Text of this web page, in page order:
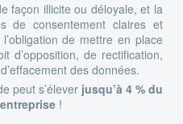
façon illicite ou déloyale, et la
de consentement claires et
de mettre en place
d’opposition, de rectification,
des données.
peut s’élever jusqu’à 4 % du
!